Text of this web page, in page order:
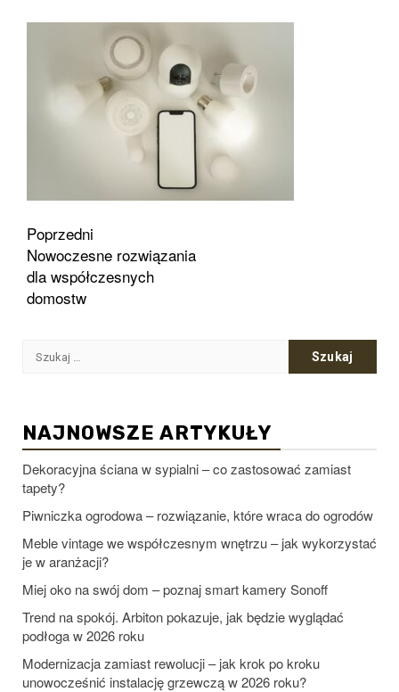
Zobacz
wpisy
Poprzedni
Nowoczesne rozwiązania
dla współczesnych
domostw
Szukaj:
NAJNOWSZE ARTYKUŁY
Dekoracyjna ściana w sypialni – co zastosować zamiast
tapety?
Piwniczka ogrodowa – rozwiązanie, które wraca do ogrodów
Meble vintage we współczesnym wnętrzu – jak wykorzystać
je w aranżacji?
Miej oko na swój dom – poznaj smart kamery Sonoff
Trend na spokój. Arbiton pokazuje, jak będzie wyglądać
podłoga w 2026 roku
Modernizacja zamiast rewolucji – jak krok po kroku
unowocześnić instalację grzewczą w 2026 roku?